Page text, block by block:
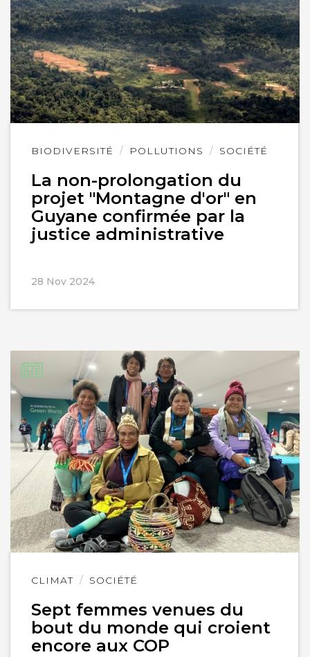
BIODIVERSITÉ POLLUTIONS SOCIÉTÉ
La non-prolongation du
projet "Montagne d'or" en
Guyane confirmée par la
justice administrative
28 Nov 2024
Lire
CLIMAT SOCIÉTÉ
Sept femmes venues du
bout du monde qui croient
encore aux COP
Lire